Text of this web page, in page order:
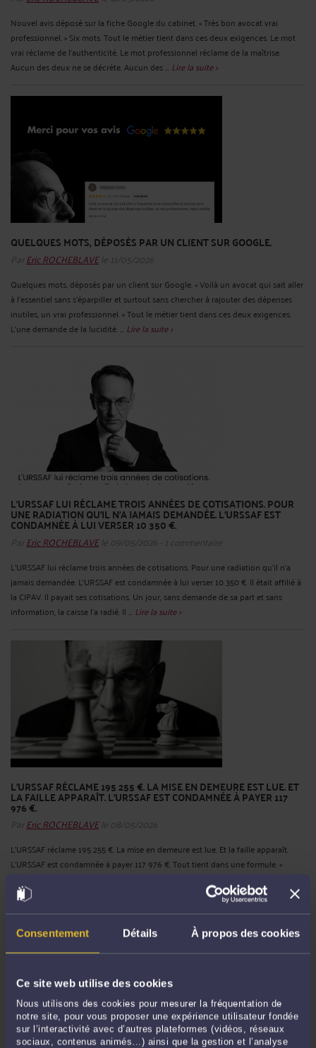
Consentement Détails À propos des cookies
Ce site web utilise des cookies
Nous utilisons des cookies pour mesurer la fréquentation de
notre site, pour vous proposer une expérience utilisateur fondée
sur l’interactivité avec d’autres plateformes (vidéos, réseaux
sociaux, contenus animés…) ainsi que la gestion et l’analyse
Nouvel avis déposé sur la fiche Google du cabinet. « Très bon avocat vrai
professionnel. » Six mots. Tout le métier tient dans ces deux exigences. Le mot
vrai réclame de l'authenticité. Le mot professionnel réclame de la maîtrise.
Aucun des deux ne se décrète. Aucun des ... Lire la suite >
QUELQUES MOTS, DÉPOSÉS PAR UN CLIENT SUR GOOGLE.
Par Eric ROCHEBLAVEle 11/05/2026
Quelques mots, déposés par un client sur Google. « Voilà un avocat qui sait aller
à l’essentiel sans s’éparpiller et surtout sans chercher à rajouter des dépenses
inutiles, un vrai professionnel. » Tout le métier tient dans ces deux exigences.
L'une demande de la lucidité. ... Lire la suite >
L'URSSAF LUI RÉCLAME TROIS ANNÉES DE COTISATIONS. POUR
UNE RADIATION QU'IL N'A JAMAIS DEMANDÉE. L'URSSAF EST
CONDAMNÉE À LUI VERSER 10 350 €.
Par Eric ROCHEBLAVEle 09/05/2026 - 1 commentaire
L'URSSAF lui réclame trois années de cotisations. Pour une radiation qu'il n'a
jamais demandée. L'URSSAF est condamnée à lui verser 10 350 €. Il était affilié à
la CIPAV. Il payait ses cotisations. Un jour, sans demande de sa part et sans
information, la caisse l'a radié. Il ... Lire la suite >
L’URSSAF RÉCLAME 195 255 €. LA MISE EN DEMEURE EST LUE. ET
LA FAILLE APPARAÎT. L’URSSAF EST CONDAMNÉE À PAYER 117
976 €.
Par Eric ROCHEBLAVEle 08/05/2026
L’URSSAF réclame 195 255 €. La mise en demeure est lue. Et la faille apparaît.
L’URSSAF est condamnée à payer 117 976 €. Tout tient dans une formule. «
Ça sonne “technique”. ...